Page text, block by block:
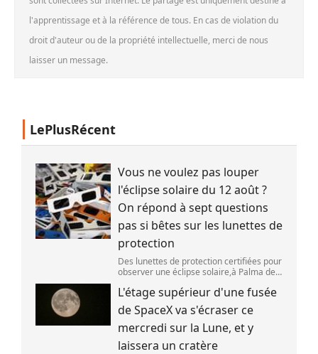
l'apprentissage et à la référence de tous. En cas de violation du
droit d'auteur ou de la propriété intellectuelle, merci de nous
laisser un message.
LePlusRécent
Vous ne voulez pas louper
l'éclipse solaire du 12 août ?
On répond à sept questions
pas si bêtes sur les lunettes de
protection
Des lunettes de protection certifiées pour
observer une éclipse solaire,à Palma de
(JAIME REINA )
L'étage supérieur d'une fusée
de SpaceX va s'écraser ce
mercredi sur la Lune, et y
laissera un cratère